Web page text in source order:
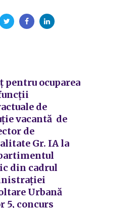
pentru ocuparea
de
vacantă de
de
Gr. IA la
din cadrul
Urbană
5, concurs